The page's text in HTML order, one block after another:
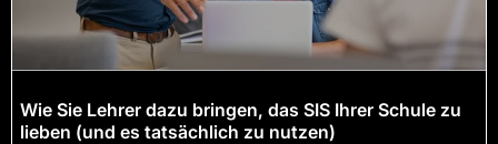
Wie Sie Lehrer dazu bringen, das SIS Ihrer Schule zu
lieben (und es tatsächlich zu nutzen)